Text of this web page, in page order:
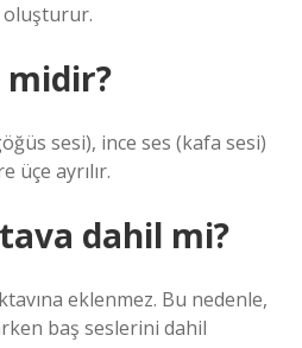
oluşturur.
midir?
sesi), ince ses (kafa sesi)
üçe ayrılır.
dahil mi?
eklenmez. Bu nedenle,
baş seslerini dahil